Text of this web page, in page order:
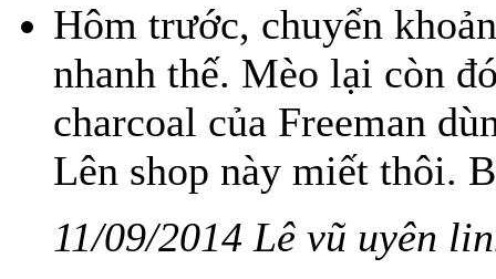
Hôm trước, chuyển
nhanh thế. Mèo lại còn
charcoal của Freeman
Lên shop này miết thôi.
11/09/2014 Lê vũ uyên